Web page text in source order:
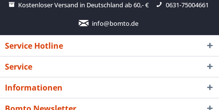
Kostenloser Versand in Deutschland ab 60,- € 0631-75004661
info@bomto.de
Service Hotline
Service
Informationen